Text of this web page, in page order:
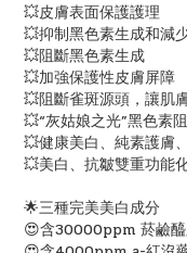
💥皮膚表面保護護理
💥抑制黑色素生成和減
💥阻斷黑色素生成
💥加強保護性皮膚屏障
💥阻斷雀斑源頭，讓肌
💥“灰姑娘之光”黑色素
💥健康美白、純素護膚
💥美白、抗皺雙重功能
🌟三種完美美白成分
😍含30000ppm 菸鹼